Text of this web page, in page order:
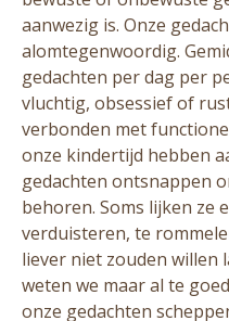
aanwezig is. Onze
alomtegenwoordig.
gedachten per dag per
vluchtig, obsessief of
verbonden met
onze kindertijd hebben
gedachten ontsnappen
behoren. Soms lijken ze
verduisteren, te
liever niet zouden willen
weten we maar al te
onze gedachten